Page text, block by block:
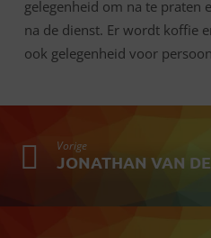
gelegenheid om na te praten
na de dienst. Er wordt koffie
ook gelegenheid voor
Vorige
JONATHAN VAN